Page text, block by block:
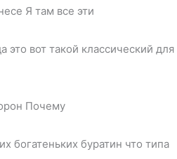
Я там все эти
вот такой классический для
Почему
богатеньких буратин что типа